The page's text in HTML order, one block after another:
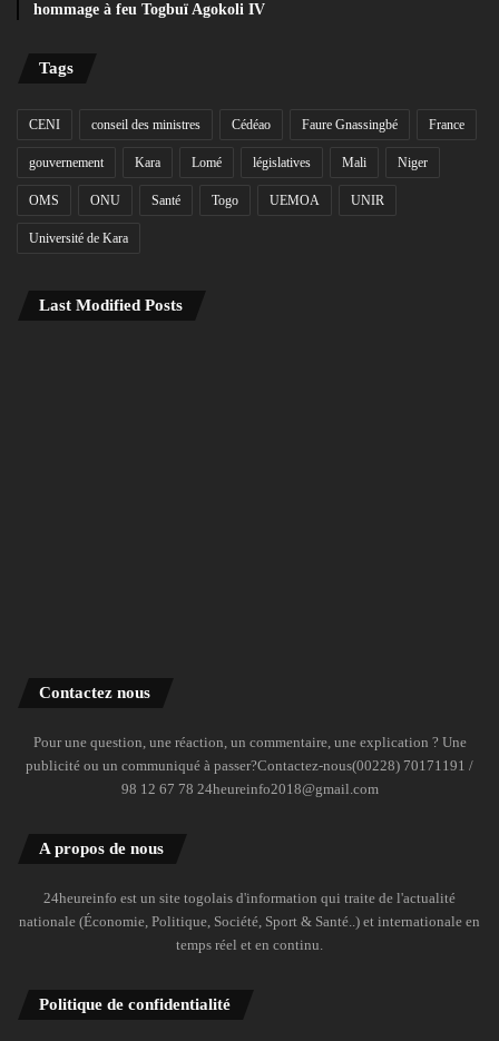
hommage à feu Togbuï Agokoli IV
Tags
CENI conseil des ministres Cédéao Faure Gnassingbé France
gouvernement Kara Lomé législatives Mali Niger
OMS ONU Santé Togo UEMOA UNIR
Université de Kara
Last Modified Posts
Contactez nous
Pour une question, une réaction, un commentaire, une explication ? Une
publicité ou un communiqué à passer?Contactez-nous(00228) 70171191 /
98 12 67 78 24heureinfo2018@gmail.com
A propos de nous
24heureinfo est un site togolais d'information qui traite de l'actualité
nationale (Économie, Politique, Société, Sport & Santé..) et internationale en
temps réel et en continu.
Politique de confidentialité